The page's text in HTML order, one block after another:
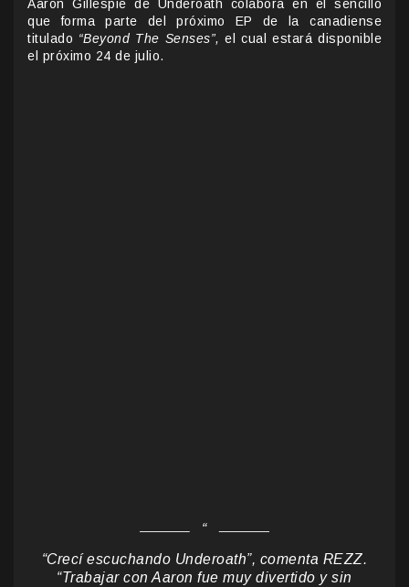
Aaron Gillespie de Underoath colabora en el sencillo
que forma parte del próximo EP de la canadiense
titulado “Beyond The Senses”, el cual estará disponible
el próximo 24 de julio.
“Crecí escuchando Underoath”, comenta REZZ.
“Trabajar con Aaron fue muy divertido y sin